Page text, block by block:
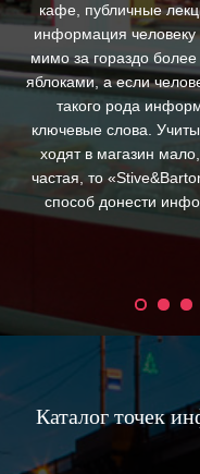
кафе, публичные
информация человеку
мимо за гораздо
яблоками, а если
такого рода
ключевые слова.
ходят в магазин
частая, то
способ донести
Каталог точек